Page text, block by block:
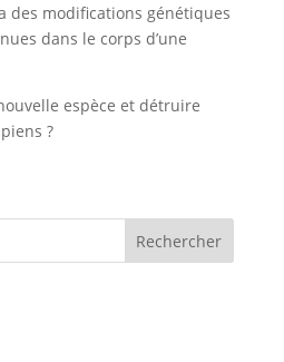
des modifications génétiques
dans le corps d’une
espèce et détruire
?